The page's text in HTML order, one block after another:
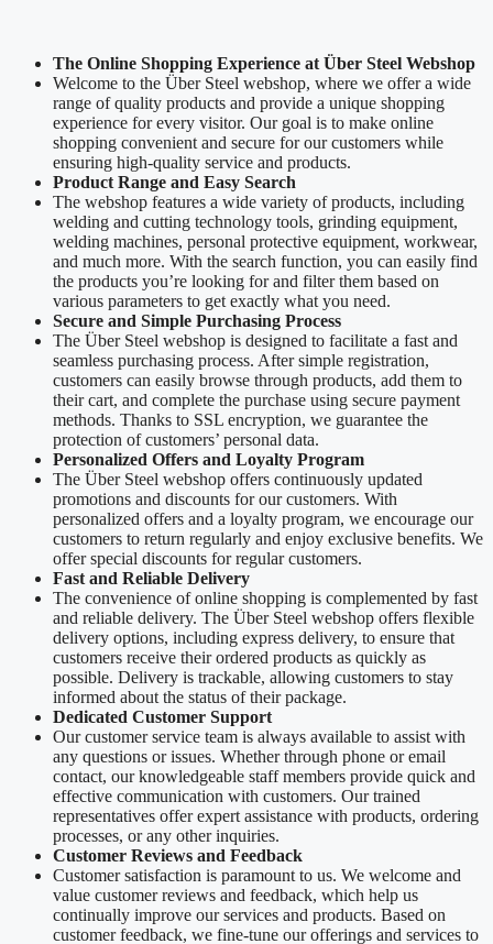
The Online Shopping Experience at Über Steel Webshop
Welcome to the Über Steel webshop, where we offer a wide
range of quality products and provide a unique shopping
experience for every visitor. Our goal is to make online
shopping convenient and secure for our customers while
ensuring high-quality service and products.
Product Range and Easy Search
The webshop features a wide variety of products, including
welding and cutting technology tools, grinding equipment,
welding machines, personal protective equipment, workwear,
and much more. With the search function, you can easily find
the products you’re looking for and filter them based on
various parameters to get exactly what you need.
Secure and Simple Purchasing Process
The Über Steel webshop is designed to facilitate a fast and
seamless purchasing process. After simple registration,
customers can easily browse through products, add them to
their cart, and complete the purchase using secure payment
methods. Thanks to SSL encryption, we guarantee the
protection of customers’ personal data.
Personalized Offers and Loyalty Program
The Über Steel webshop offers continuously updated
promotions and discounts for our customers. With
personalized offers and a loyalty program, we encourage our
customers to return regularly and enjoy exclusive benefits. We
offer special discounts for regular customers.
Fast and Reliable Delivery
The convenience of online shopping is complemented by fast
and reliable delivery. The Über Steel webshop offers flexible
delivery options, including express delivery, to ensure that
customers receive their ordered products as quickly as
possible. Delivery is trackable, allowing customers to stay
informed about the status of their package.
Dedicated Customer Support
Our customer service team is always available to assist with
any questions or issues. Whether through phone or email
contact, our knowledgeable staff members provide quick and
effective communication with customers. Our trained
representatives offer expert assistance with products, ordering
processes, or any other inquiries.
Customer Reviews and Feedback
Customer satisfaction is paramount to us. We welcome and
value customer reviews and feedback, which help us
continually improve our services and products. Based on
customer feedback, we fine-tune our offerings and services to